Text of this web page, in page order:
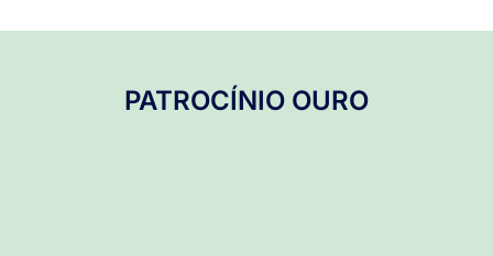
PATROCÍNIO OURO